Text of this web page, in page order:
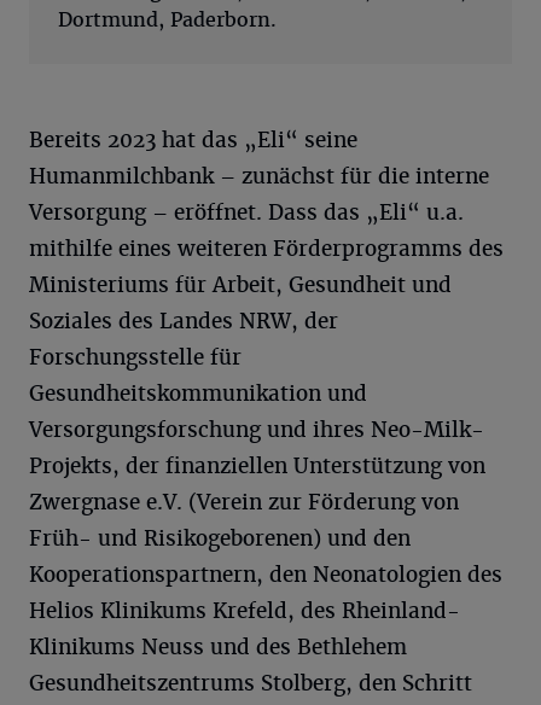
Dortmund, Paderborn.
Bereits 2023 hat das „Eli“ seine
Humanmilchbank – zunächst für die interne
Versorgung – eröffnet. Dass das „Eli“ u.a.
mithilfe eines weiteren Förderprogramms des
Ministeriums für Arbeit, Gesundheit und
Soziales des Landes NRW, der
Forschungsstelle für
Gesundheitskommunikation und
Versorgungsforschung und ihres Neo-Milk-
Projekts, der finanziellen Unterstützung von
Zwergnase e.V. (Verein zur Förderung von
Früh- und Risikogeborenen) und den
Kooperationspartnern, den Neonatologien des
Helios Klinikums Krefeld, des Rheinland-
Klinikums Neuss und des Bethlehem
Gesundheitszentrums Stolberg, den Schritt